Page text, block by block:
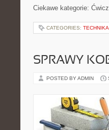
Ciekawe kategorie:
CATEGORIES:
SPRAWY
POSTED BY ADMIN